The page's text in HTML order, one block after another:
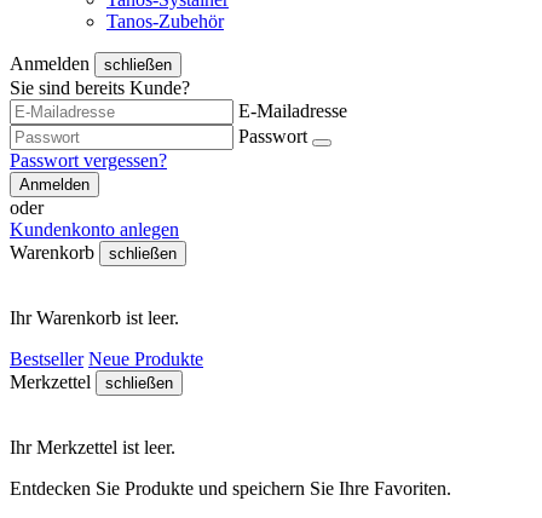
Tanos-Zubehör
Anmelden schließen
Sie sind bereits Kunde?
E-Mailadresse
Passwort
Passwort vergessen?
Anmelden
oder
Kundenkonto anlegen
Warenkorb
schließen
Ihr Warenkorb ist leer.
Bestseller Neue Produkte
Merkzettel
schließen
Ihr Merkzettel ist leer.
Entdecken Sie Produkte und speichern Sie Ihre Favoriten.